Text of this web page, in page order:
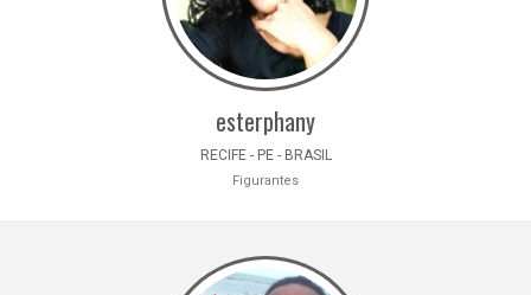
esterphany
RECIFE - PE - BRASIL
Figurantes